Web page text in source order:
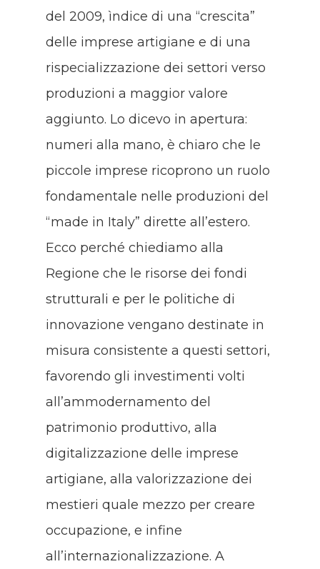
del 2009, ìndice di una “crescita”
delle imprese artigiane e di una
rispecializzazione dei settori verso
produzioni a maggior valore
aggiunto. Lo dicevo in apertura:
numeri alla mano, è chiaro che le
piccole imprese ricoprono un ruolo
fondamentale nelle produzioni del
“made in Italy” dirette all’estero.
Ecco perché chiediamo alla
Regione che le risorse dei fondi
strutturali e per le politiche di
innovazione vengano destinate in
misura consistente a questi settori,
favorendo gli investimenti volti
all’ammodernamento del
patrimonio produttivo, alla
digitalizzazione delle imprese
artigiane, alla valorizzazione dei
mestieri quale mezzo per creare
occupazione, e infine
all’internazionalizzazione. A